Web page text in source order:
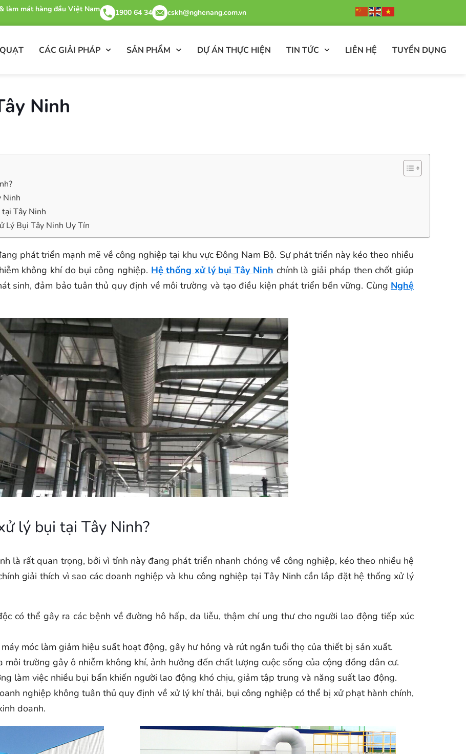
làm mát hàng đầu Việt Nam 1900 64 34 cskh@nghenang.com.vn
CÁC GIẢI PHÁP SẢN PHẨM DỰ ÁN THỰC HIỆN TIN TỨC LIÊN HỆ TUYỂN DỤNG
Ninh
Ninh
Tây Ninh
Lý Bụi Tây Ninh Uy Tín
phát triển mạnh mẽ về công nghiệp tại khu vực Đông Nam Bộ. Sự phát triển này kéo theo nhiều
không khí do bụi công nghiệp. Hệ thống xử lý bụi Tây Ninh chính là giải pháp then chốt giúp
sinh, đảm bảo tuân thủ quy định về môi trường và tạo điều kiện phát triển bền vững. Cùng Nghệ
lý bụi tại Tây Ninh?
là rất quan trọng, bởi vì tỉnh này đang phát triển nhanh chóng về công nghiệp, kéo theo nhiều hệ
giải thích vì sao các doanh nghiệp và khu công nghiệp tại Tây Ninh cần lắp đặt hệ thống xử lý
có thể gây ra các bệnh về đường hô hấp, da liễu, thậm chí ung thư cho người lao động tiếp xúc
móc làm giảm hiệu suất hoạt động, gây hư hỏng và rút ngắn tuổi thọ của thiết bị sản xuất.
môi trường gây ô nhiễm không khí, ảnh hưởng đến chất lượng cuộc sống của cộng đồng dân cư.
làm việc nhiều bụi bẩn khiến người lao động khó chịu, giảm tập trung và năng suất lao động.
nghiệp không tuân thủ quy định về xử lý khí thải, bụi công nghiệp có thể bị xử phạt hành chính,
doanh.